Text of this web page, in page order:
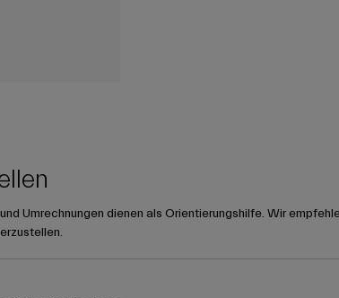
Umrechnungen dienen als Orientierungshilfe. Wir